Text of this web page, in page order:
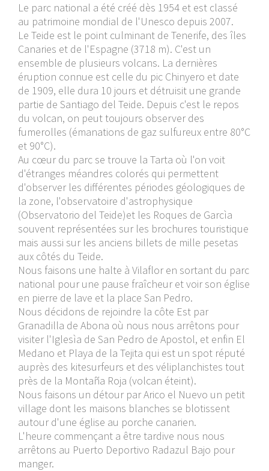
Le parc national a été créé dès 1954 et est classé
au patrimoine mondial de l'Unesco depuis 2007.
Le Teide est le point culminant de Tenerife, des îles
Canaries et de l'Espagne (3718 m). C'est un
ensemble de plusieurs volcans. La dernières
éruption connue est celle du pic Chinyero et date
de 1909, elle dura 10 jours et détruisit une grande
partie de Santiago del Teide. Depuis c'est le repos
du volcan, on peut toujours observer des
fumerolles (émanations de gaz sulfureux entre 80°C
et 90°C).
Au cœur du parc se trouve la Tarta où l'on voit
d'étranges méandres colorés qui permettent
d'observer les différentes périodes géologiques de
la zone, l'observatoire d'astrophysique
(Observatorio del Teide)et les Roques de Garcìa
souvent représentées sur les brochures touristique
mais aussi sur les anciens billets de mille pesetas
aux côtés du Teide.
Nous faisons une halte à Vilaflor en sortant du parc
national pour une pause fraîcheur et voir son église
en pierre de lave et la place San Pedro.
Nous décidons de rejoindre la côte Est par
Granadilla de Abona où nous nous arrêtons pour
visiter l'Iglesìa de San Pedro de Apostol, et enfin El
Medano et Playa de la Tejita qui est un spot réputé
auprès des kitesurfeurs et des véliplanchistes tout
près de la Montaña Roja (volcan éteint).
Nous faisons un détour par Arico el Nuevo un petit
village dont les maisons blanches se blotissent
autour d'une église au porche canarien.
L'heure commençant a être tardive nous nous
arrêtons au Puerto Deportivo Radazul Bajo pour
manger.